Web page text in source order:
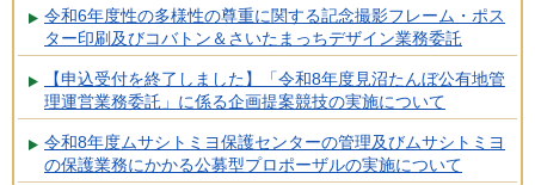
令和6年度性の多様性の尊重に関する記念撮影フレーム・ポス
ター印刷及びコバトン＆さいたまっちデザイン業務委託
【申込受付を終了しました】「令和8年度見沼たんぼ公有地管
理運営業務委託」に係る企画提案競技の実施について
令和8年度ムサシトミヨ保護センターの管理及びムサシトミヨ
の保護業務にかかる公募型プロポーザルの実施について